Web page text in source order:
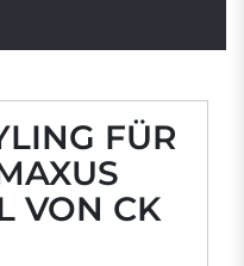
FÜR
VON CK